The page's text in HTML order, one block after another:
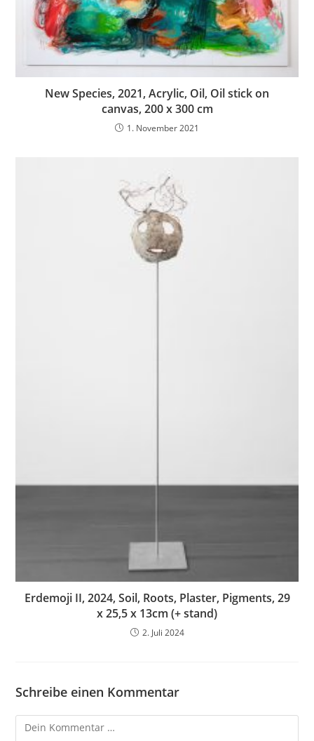
New Species, 2021, Acrylic, Oil, Oil stick on
canvas, 200 x 300 cm
1. November 2021
Erdemoji II, 2024, Soil, Roots, Plaster, Pigments, 29
x 25,5 x 13cm (+ stand)
2. Juli 2024
Schreibe einen Kommentar